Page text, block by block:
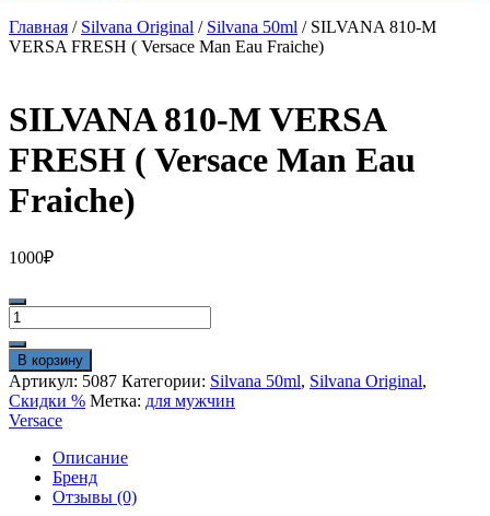
Главная / Silvana Original / Silvana 50ml / SILVANA 810-M
VERSA FRESH ( Versace Man Eau Fraiche)
SILVANA 810-M VERSA
FRESH ( Versace Man Eau
Fraiche)
1000₽
Количество
товара
SILVANA
810-
M
VERSA
FRESH
Versace
Man
В корзину
Артикул: 5087 Категории: Silvana 50ml, Silvana Original,
Скидки % Метка: для мужчин
Versace
Описание
Бренд
Отзывы (0)